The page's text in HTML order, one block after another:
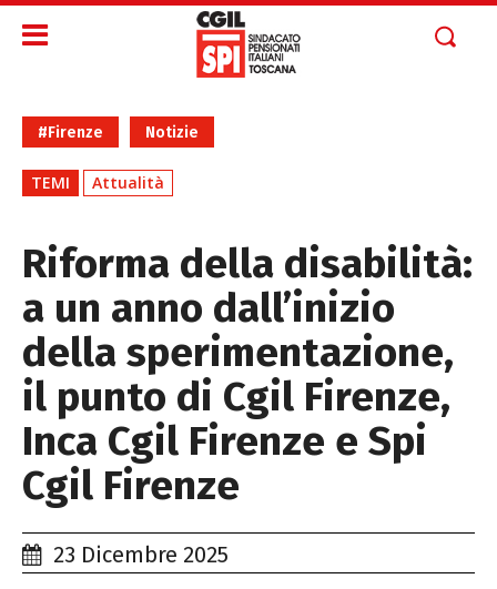
#Firenze Notizie
TEMI Attualità
Riforma della disabilità:
a un anno dall’inizio
della sperimentazione,
il punto di Cgil Firenze,
Inca Cgil Firenze e Spi
Cgil Firenze
23 Dicembre 2025